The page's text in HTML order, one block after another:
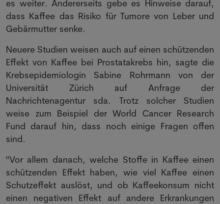
es weiter. Andererseits gebe es Hinweise darauf,
dass Kaffee das Risiko für Tumore von Leber und
Gebärmutter senke.
Neuere Studien weisen auch auf einen schützenden
Effekt von Kaffee bei Prostatakrebs hin, sagte die
Krebsepidemiologin Sabine Rohrmann von der
Universität Zürich auf Anfrage der
Nachrichtenagentur sda. Trotz solcher Studien
weise zum Beispiel der World Cancer Research
Fund darauf hin, dass noch einige Fragen offen
sind.
"Vor allem danach, welche Stoffe in Kaffee einen
schützenden Effekt haben, wie viel Kaffee einen
Schutzeffekt auslöst, und ob Kaffeekonsum nicht
einen negativen Effekt auf andere Erkrankungen